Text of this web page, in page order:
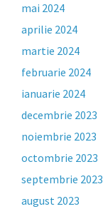
mai 2024
aprilie 2024
martie 2024
februarie 2024
ianuarie 2024
decembrie 2023
noiembrie 2023
octombrie 2023
septembrie 2023
august 2023